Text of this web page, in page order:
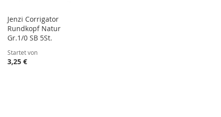
Jenzi Corrigator
Rundkopf Natur
Gr.1/0 SB 5St.
Startet von
3,25 €